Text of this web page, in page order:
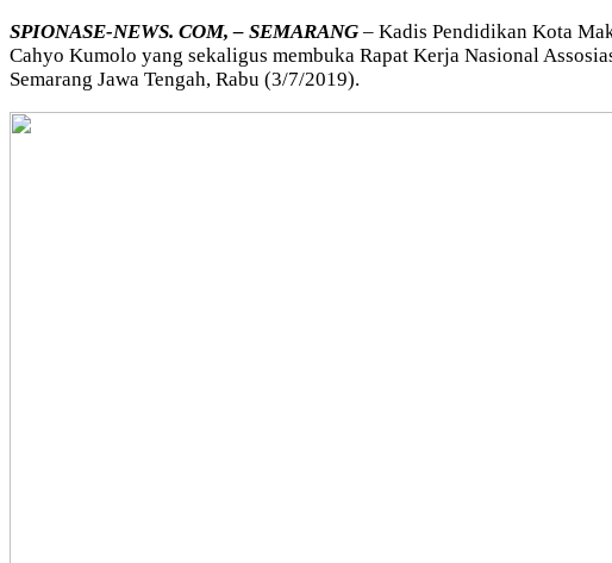
SPIONASE-NEWS. COM, – SEMARANG – Kadis Pendidikan Kota
Cahyo Kumolo yang sekaligus membuka Rapat Kerja Nasional
Semarang Jawa Tengah, Rabu (3/7/2019).